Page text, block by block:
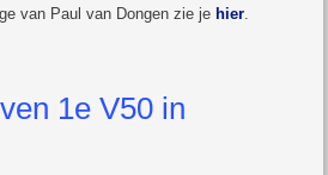
van Paul van Dongen zie je hier.
1e V50 in